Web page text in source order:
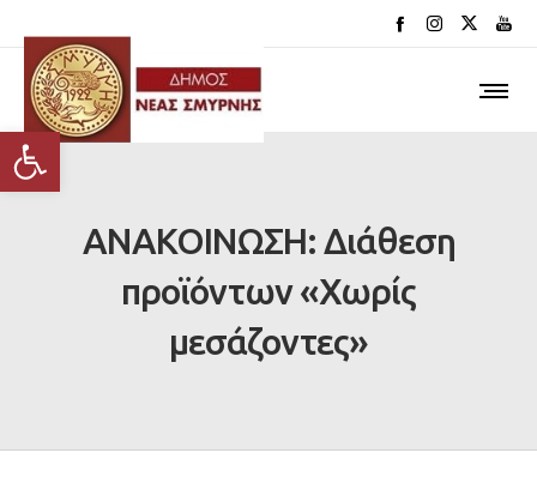
Ανοίξτε τη γραμμή εργαλείων
ΑΝΑΚΟΙΝΩΣΗ: Διάθεση
προϊόντων «Χωρίς
μεσάζοντες»